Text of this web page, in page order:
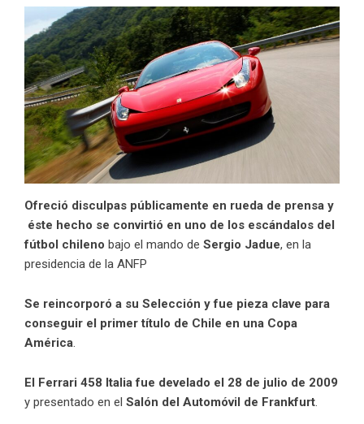
Ofreció disculpas públicamente en rueda de prensa y
éste hecho se convirtió en uno de los escándalos del
fútbol chileno bajo el mando de Sergio Jadue, en la
presidencia de la ANFP
Se reincorporó a su Selección y fue pieza clave para
conseguir el primer título de Chile en una Copa
América.
El Ferrari 458 Italia fue develado el 28 de julio de 2009
y presentado en el Salón del Automóvil de Frankfurt.​